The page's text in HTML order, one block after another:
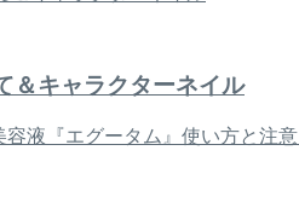
＆キャラクターネイル